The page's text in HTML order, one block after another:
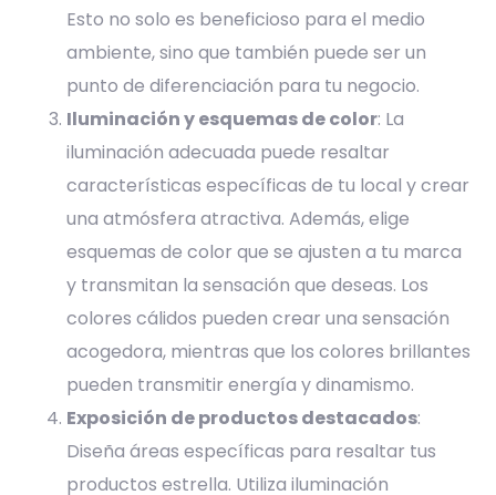
Esto no solo es beneficioso para el medio
ambiente, sino que también puede ser un
punto de diferenciación para tu negocio.
Iluminación y esquemas de color: La
iluminación adecuada puede resaltar
características específicas de tu local y crear
una atmósfera atractiva. Además, elige
esquemas de color que se ajusten a tu marca
y transmitan la sensación que deseas. Los
colores cálidos pueden crear una sensación
acogedora, mientras que los colores brillantes
pueden transmitir energía y dinamismo.
Exposición de productos destacados:
Diseña áreas específicas para resaltar tus
productos estrella. Utiliza iluminación